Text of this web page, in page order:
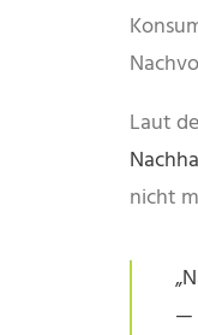
Laut
nicht
—